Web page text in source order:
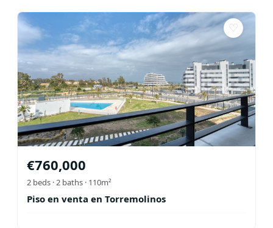
♡
€760,000
2 beds ·2 baths · 110m²
Piso en venta en Torremolinos